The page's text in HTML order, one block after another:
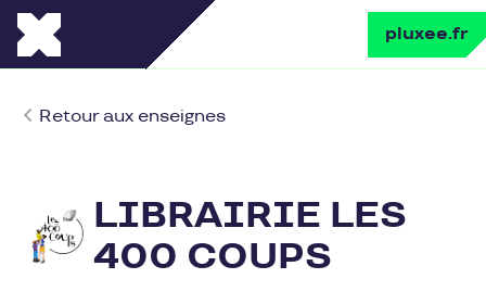
pluxee.fr
Retour aux enseignes
LIBRAIRIE LES
400 COUPS